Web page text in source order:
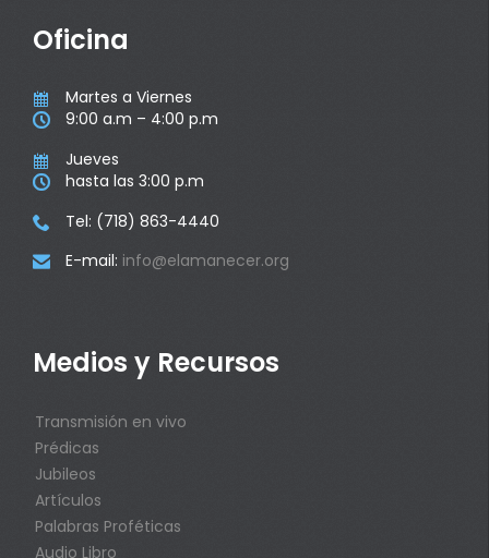
Oficina
 Martes a Viernes
 9:00 a.m – 4:00 p.m
 Jueves
 hasta las 3:00 p.m
 Tel: (718) 863-4440
 E-mail: info@elamanecer.org
Medios y Recursos
Transmisión en vivo
Prédicas
Jubileos
Artículos
Palabras Proféticas
Audio Libro